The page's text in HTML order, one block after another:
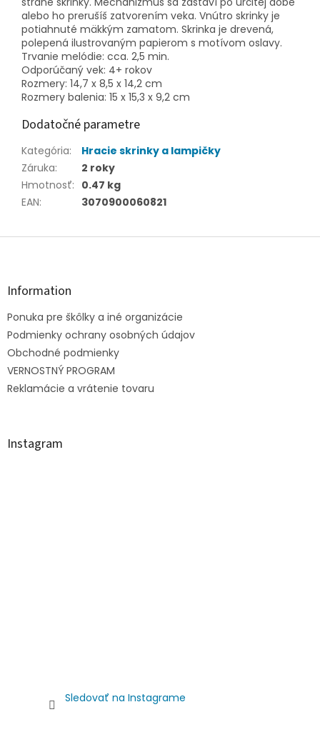
alebo ho prerušíš zatvorením veka. Vnútro skrinky je
potiahnuté mäkkým zamatom. Skrinka je drevená,
polepená ilustrovaným papierom s motívom oslavy.
Trvanie melódie: cca. 2,5 min.
Odporúčaný vek: 4+ rokov
Rozmery: 14,7 x 8,5 x 14,2 cm
Rozmery balenia: 15 x 15,3 x 9,2 cm
Dodatočné parametre
Kategória:
Hracie skrinky a lampičky
Záruka:
2 roky
Hmotnosť: 0.47 kg
EAN: 3070900060821
Z
Information
Ponuka pre škôlky a iné organizácie
Podmienky ochrany osobných údajov
Obchodné podmienky
VERNOSTNÝ PROGRAM
Reklamácie a vrátenie tovaru
Instagram
Sledovať na Instagrame